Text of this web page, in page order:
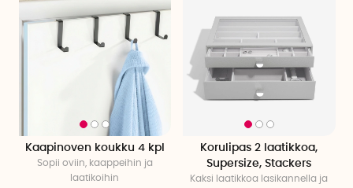
Kaapinoven koukku 4 kpl
Sopii oviin, kaappeihin ja
laatikoihin
Korulipas 2 laatikkoa,
Supersize, Stackers
Kaksi laatikkoa lasikannella ja